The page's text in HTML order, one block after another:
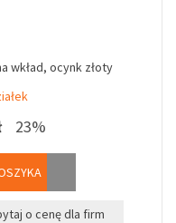
wkład, ocynk złoty
23%
o cenę dla firm